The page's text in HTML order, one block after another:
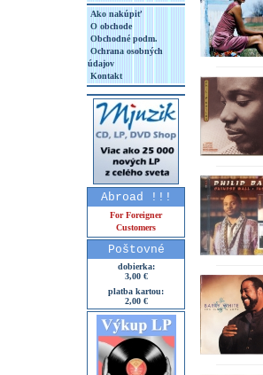
Ako nakúpiť
O obchode
Obchodné podm.
Ochrana osobných
údajov
Kontakt
Abroad !!!
For Foreigner
Customers
Poštovné
dobierka:
3,00 €
platba kartou:
2,00 €